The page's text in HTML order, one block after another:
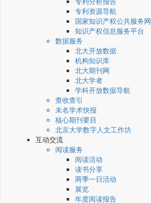
专利资源导航
国家知识产权公共服务网
知识产权信息服务平台
数据服务
北大开放数据
机构知识库
北大期刊网
北大学者
学科开放数据导航
查收查引
未名学术快报
核心期刊要目
北京大学数字人文工作坊
互动交流
阅读服务
阅读活动
读书分享
两季一日活动
展览
年度阅读报告